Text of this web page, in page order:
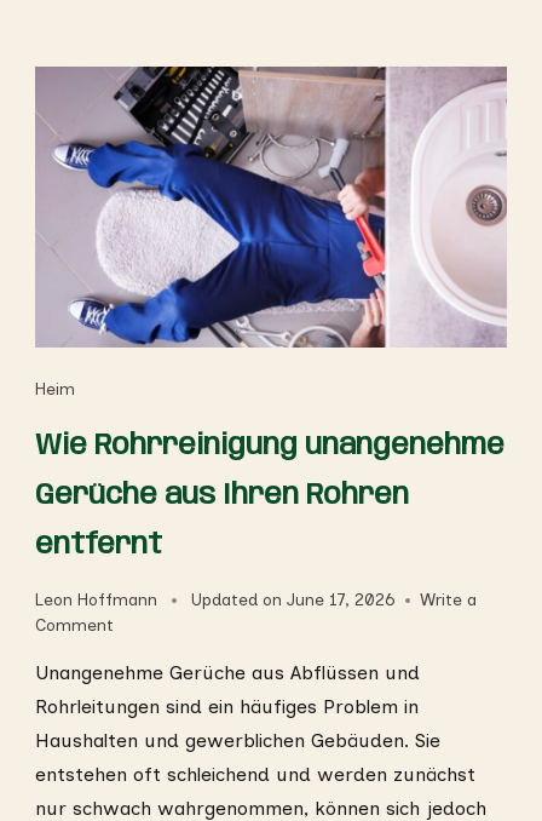
Heim
Wie Rohrreinigung unangenehme
Gerüche aus Ihren Rohren
entfernt
Leon Hoffmann Updated on June 17, 2026
Write a
Comment
Rohrreinigung
unangenehme
aus
Ihren
Rohren
Unangenehme Gerüche aus Abflüssen und
Rohrleitungen sind ein häufiges Problem in
Haushalten und gewerblichen Gebäuden. Sie
entstehen oft schleichend und werden zunächst
nur schwach wahrgenommen, können sich jedoch